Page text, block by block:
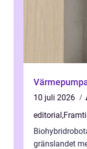
10 juli 2026
editorial,
gränslandet